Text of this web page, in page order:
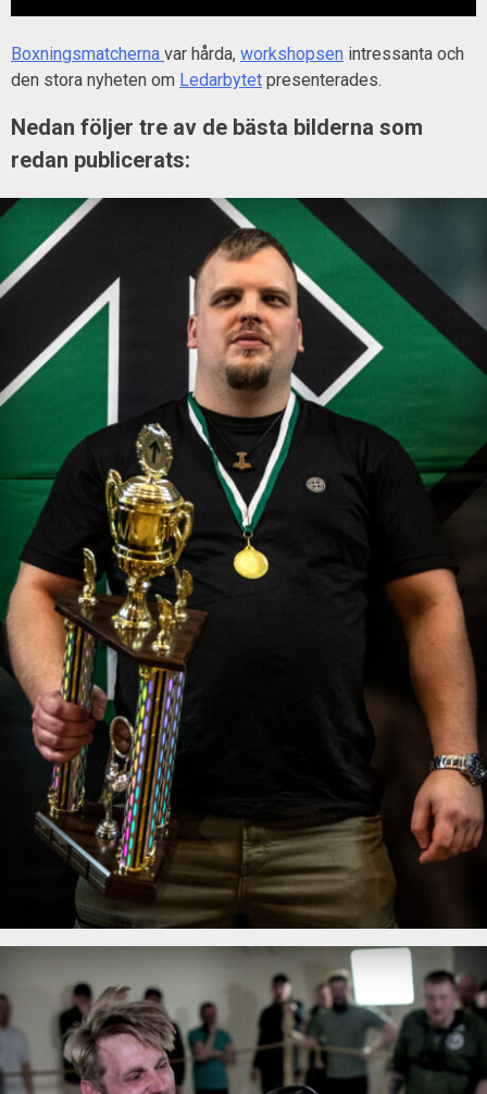
Boxningsmatcherna var hårda, workshopsen intressanta och
den stora nyheten om Ledarbytet presenterades.
Nedan följer tre av de bästa bilderna som
redan publicerats: